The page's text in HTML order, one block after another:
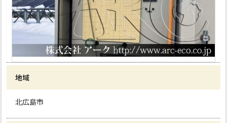
地域
北広島市